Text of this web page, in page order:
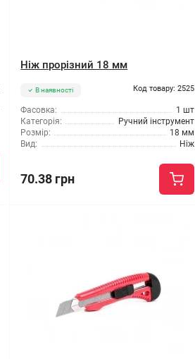
Ніж прорізний 18 мм
В наявності Код товару: 2525
Фасовка:
1 шт
Категорія:
Ручний інструмент
Розмір:
18 мм
Вид:
Ніж
70.38 грн